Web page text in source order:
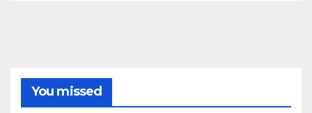
You missed